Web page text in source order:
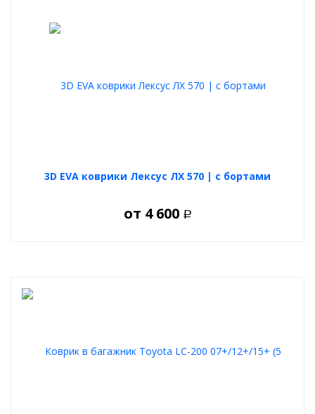
3D EVA коврики Лексус ЛХ 570 | с бортами
от 4 600 Р